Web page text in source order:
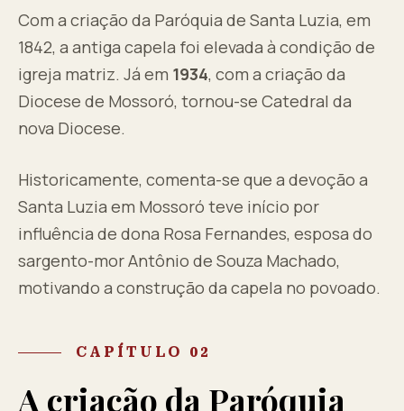
Com a criação da Paróquia de Santa Luzia, em
1842, a antiga capela foi elevada à condição de
igreja matriz. Já em 1934, com a criação da
Diocese de Mossoró, tornou-se Catedral da
nova Diocese.
Historicamente, comenta-se que a devoção a
Santa Luzia em Mossoró teve início por
influência de dona Rosa Fernandes, esposa do
sargento-mor Antônio de Souza Machado,
motivando a construção da capela no povoado.
CAPÍTULO 02
A criação da Paróquia